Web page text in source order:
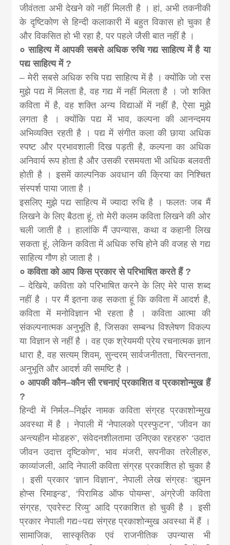
जीवंतता अभी देखने को नहीं मिलती है । हां, अभी तकनीकी
के दृष्टिकोण से हिन्दी कलाकारी में बहुत विकास हो चुका है
और विकसित हो भी रहा है, पर पहले जैसी बात नहीं है ।
० साहित्य में आपकी सबसे अधिक रुचि गद्य साहित्य में है या
पद्य साहित्य में ?
– मेरी सबसे अधिक रुचि पद्य साहित्य में है । क्योंकि जो रस
मुझे पद्य में मिलता है, वह गद्य में नहीं मिलता है । जो शक्ति
कविता में है, वह शक्ति अन्य विद्याओं में नहीं है, ऐसा मुझे
लगता है । क्योंकि पद्य में भाव, कल्पना की आनन्दमय
अभिव्यक्ति रहती है । पद्य में संगीत कला की छाया अधिक
स्पष्ट और प्रभावशाली दिख पड़ती है, कल्पना का अधिक
अनिवार्य रूप होता है और उसकी रसमयता भी अधिक बलवती
होती है । इसमें काल्पनिक अवधान की क्रिया का निश्चित
संस्पर्श पाया जाता है ।
इसलिए मुझे पद्य साहित्य में ज्यादा रुचि है । फलतः जब मैं
लिखने के लिए बैठता हूं, तो मेरी कलम कविता लिखने की ओर
चली जाती है । हालांकि मैं उपन्यास, कथा व कहानी लिख
सकता हूं, लेकिन कविता में अधिक रुचि होने की वजह से गद्य
साहित्य गौण हो जाता है ।
० कविता को आप किस प्रकार से परिभाषित करते हैं ?
– देखिये, कविता को परिभाषित करने के लिए मेरे पास शब्द
नहीं है । पर मैं इतना कह सकता हूं कि कविता में आदर्श है,
कविता में मनोविज्ञान भी रहता है । कविता आत्मा की
संकल्पनात्मक अनुभूति है, जिसका सम्बन्ध विश्लेषण विकल्प
या विज्ञान से नहीं है । वह एक श्रेयमयी प्रेय रचनात्मक ज्ञान
धारा है, वह सत्यम् शिवम्, सुन्दरम् सार्वजनीतता, चिरन्तनता,
अनुभूति और आदर्श की समष्टि है ।
० आपकी कौन–कौन सी रचनाएं प्रकाशित व प्रकाशोन्मुख हैं
?
हिन्दी में निर्मल–निर्झर नामक कविता संग्रह प्रकाशोन्मुख
अवस्था में है । नेपाली में ‘नेपालको प्रस्फुटन’, ‘जीवन का
अन्त्यहीन मोडहरु’, संवेदनशीलतामा उनिएका रहरहरु’ ‘उदात
जीवन उदात्त दृष्टिकोण’, भाव मंजरी, सपनीका तरेलीहरु,
काव्यांजली, आदि नेपाली कविता संग्रह प्रकाशित हो चुका है
। इसी प्रकार ‘ज्ञान विज्ञान’, नेपाली लेख संग्रहः ‘ह्युमन
होप्स रिमाइन्ड’, ‘पिरामिड ऑफ पोयम्स’, अंग्रेजी कविता
संग्रह, ‘एवरेस्ट रिव्यु’ आदि प्रकाशित हो चुकी है । इसी
प्रकार नेपाली गद्य÷पद्य संग्रह प्रकाशोन्मुख अवस्था में हैं ।
सामाजिक, सास्कृतिक एवं राजनीतिक उपन्यास भी